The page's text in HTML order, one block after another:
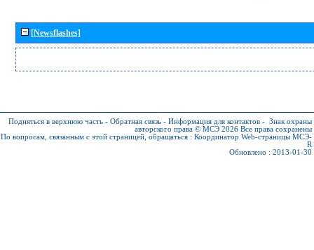
[Newsflashes]
Подняться в верхнюю часть - Обратная связь - Информация для контактов - Знак охраны
авторского права © МСЭ 2026 Все права сохранены
По вопросам, связанным с этой страницей, обращаться : Координатор Web-страницы МСЭ-
R
Обновлено : 2013-01-30